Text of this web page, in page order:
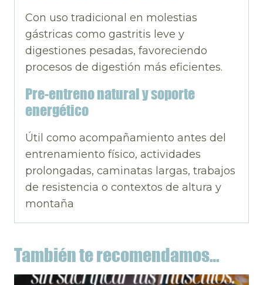
Con uso tradicional en molestias
gástricas como gastritis leve y
digestiones pesadas, favoreciendo
procesos de digestión más eficientes.
Pre-entreno natural y soporte
energético
Útil como acompañamiento antes del
entrenamiento físico, actividades
prolongadas, caminatas largas, trabajos
de resistencia o contextos de altura y
montaña
También te recomendamos…